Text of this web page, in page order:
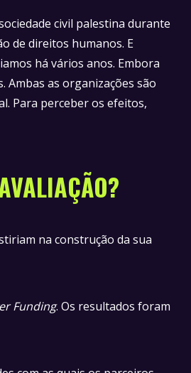
civil palestina durante
de direitos humanos. E
há vários anos. Embora
Ambas as organizações são
Para perceber os efeitos,
na construção da sua
Funding. Os resultados foram